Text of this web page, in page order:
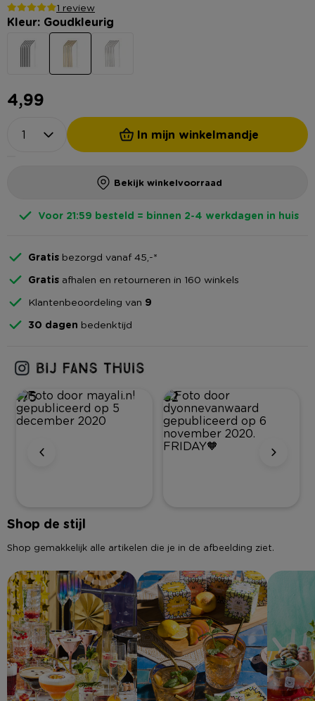
1 review
Kleur: Goudkleurig
4,99
In mijn winkelmandje
Bekijk winkelvoorraad
Voor 21:59 besteld = binnen 2-4 werkdagen in huis
Gratis bezorgd vanaf 45,-*
Gratis afhalen en retourneren in 160 winkels
Klantenbeoordeling van 9
30 dagen bedenktijd
175 62
Shop de stijl
Shop gemakkelijk alle artikelen die je in de afbeelding ziet.